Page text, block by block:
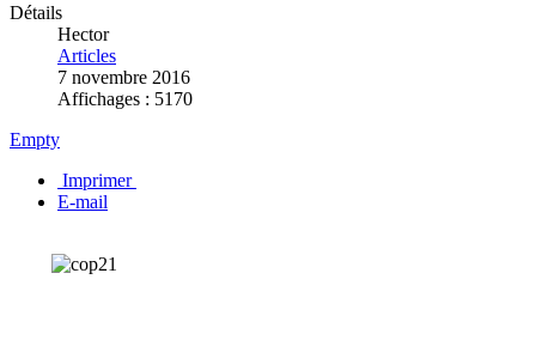
Détails
Hector
Articles
7 novembre 2016
Affichages : 5170
Empty
Imprimer
E-mail